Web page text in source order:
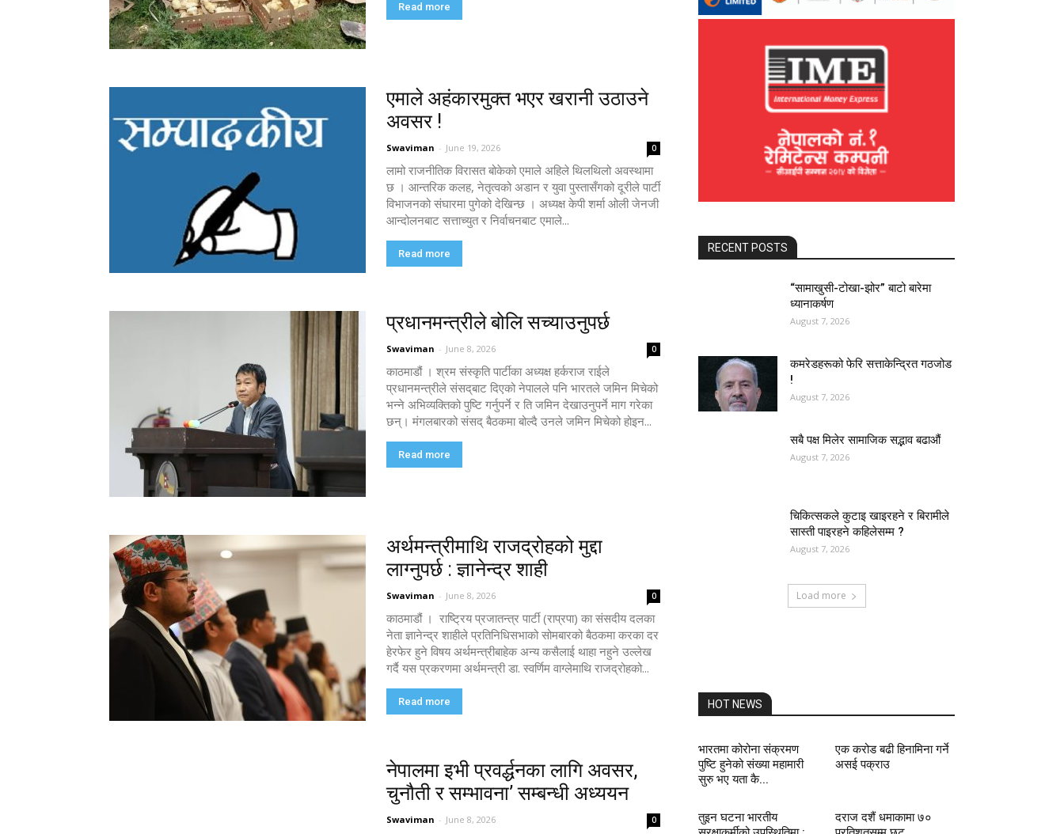
Read more
एमाले अहंकारमुक्त भएर खरानी उठाउने
अवसर !
Swaviman - June 19, 2026 0
लामो राजनीतिक विरासत बोकेको एमाले अहिले थिलथिलो अवस्थामा
छ । आन्तरिक कलह, नेतृत्वको अडान र युवा पुस्तासँगको दूरीले पार्टी
विभाजनको संघारमा पुगेको देखिन्छ । अध्यक्ष केपी शर्मा ओली जेनजी
आन्दोलनबाट सत्ताच्युत र निर्वाचनबाट एमाले...
Read more
प्रधानमन्त्रीले बोलि सच्याउनुपर्छ
Swaviman - June 8, 2026 0
काठमाडौं । श्रम संस्कृति पार्टीका अध्यक्ष हर्कराज राईले
प्रधानमन्त्रीले संसद्‌बाट दिएको नेपालले पनि भारतले जमिन मिचेको
भन्ने अभिव्यक्तिको पुष्टि गर्नुपर्ने र ति जमिन देखाउनुपर्ने माग गरेका
छन्। मंगलबारको संसद् बैठकमा बोल्दै उनले जमिन मिचेको होइन...
Read more
अर्थमन्त्रीमाथि राजद्रोहको मुद्दा
लाग्नुपर्छ : ज्ञानेन्द्र शाही
Swaviman - June 8, 2026 0
काठमाडौं । राष्ट्रिय प्रजातन्त्र पार्टी (राप्रपा) का संसदीय दलका
नेता ज्ञानेन्द्र शाहीले प्रतिनिधिसभाको सोमबारको बैठकमा करका दर
हेरफेर हुने विषय अर्थमन्त्रीबाहेक अन्य कसैलाई थाहा नहुने उल्लेख
गर्दै यस प्रकरणमा अर्थमन्त्री डा. स्वर्णिम वाग्लेमाथि राजद्रोहको...
Read more
नेपालमा इभी प्रवर्द्धनका लागि अवसर,
चुनौती र सम्भावना’ सम्बन्धी अध्ययन
Swaviman - June 8, 2026 0
RECENT POSTS
“सामाखुसी-टोखा-झोर” बाटो बारेमा
ध्यानाकर्षण
August 7, 2026
कमरेडहरूको फेरि सत्ताकेन्द्रित गठजोड
!
August 7, 2026
सबै पक्ष मिलेर सामाजिक सद्भाव बढाऔं
August 7, 2026
चिकित्सकले कुटाइ खाइरहने र बिरामीले
सास्ती पाइरहने कहिलेसम्म ?
August 7, 2026
Load more
HOT NEWS
भारतमा कोरोना संक्रमण
पुष्टि हुनेको संख्या महामारी
सुरु भए यता कै...
एक करोड बढी हिनामिना गर्ने
असई पक्राउ
तुइन घटना भारतीय
दराज दशैं धमाकामा ७०